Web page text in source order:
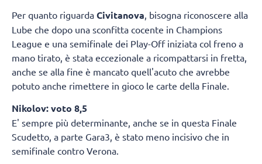
Per quanto riguarda Civitanova , bisogna riconoscere alla
Lube che dopo una sconfitta cocente in Champions
League e una semifinale dei Play-Off iniziata col freno a
mano tirato, è stata eccezionale a ricompattarsi in fretta,
anche se alla fine è mancato quell'acuto che avrebbe
potuto anche rimettere in gioco le carte della Finale.
Nikolov: voto 8,5
E' sempre più determinante, anche se in questa Finale
Scudetto, a parte Gara3, è stato meno incisivo che in
semifinale contro Verona.